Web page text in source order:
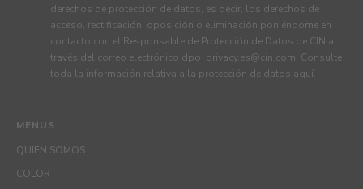
MENUS
QUIEN SOMOS
COLOR
derechos de protección de datos, es decir, los derechos de
acceso, rectificación, oposición o eliminación poniéndome en
contacto con el Responsable de Protección de Datos de CIN a
través del correo electrónico dpo_privacy.es@cin.com. Consulte
toda la información relativa a la protección de datos aquí.